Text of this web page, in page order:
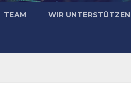
TEAM WIR UNTERSTÜTZEN